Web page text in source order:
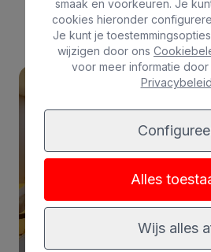
SPA's van
Bull Vital Suites &
Spa – Boutique
Hotel & adults only
smaak en voorkeuren. Je
cookies hieronder
Je kunt je
wijzigen door ons
voor meer informatie
Privacybeleid
Alles
Wijs alles